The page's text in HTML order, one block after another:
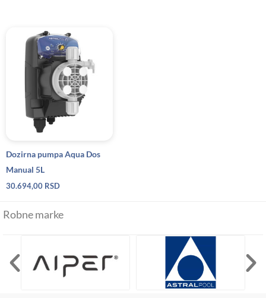
Dozirna pumpa Aqua Dos
Manual 5L
30.694,00 RSD
Robne marke